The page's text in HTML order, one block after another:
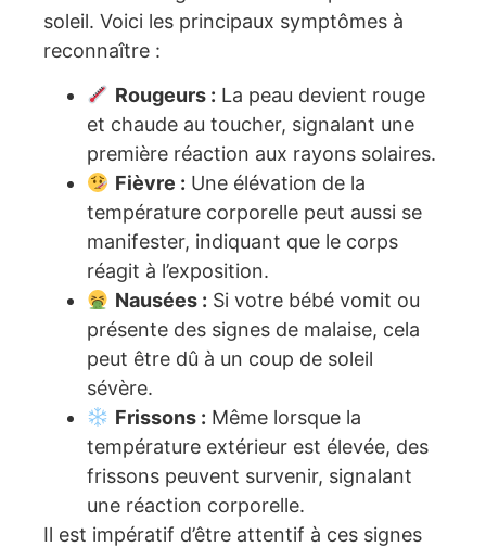
soleil. Voici les principaux symptômes à
reconnaître :
Rougeurs : La peau devient rouge
et chaude au toucher, signalant une
première réaction aux rayons solaires.
Fièvre : Une élévation de la
température corporelle peut aussi se
manifester, indiquant que le corps
réagit à l’exposition.
Nausées : Si votre bébé vomit ou
présente des signes de malaise, cela
peut être dû à un coup de soleil
sévère.
Frissons : Même lorsque la
température extérieur est élevée, des
frissons peuvent survenir, signalant
une réaction corporelle.
Il est impératif d’être attentif à ces signes